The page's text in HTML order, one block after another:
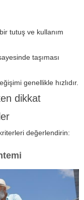
tutuş ve kullanım
taşıması
genellikle hızlıdır.
dikkat
değerlendirin: